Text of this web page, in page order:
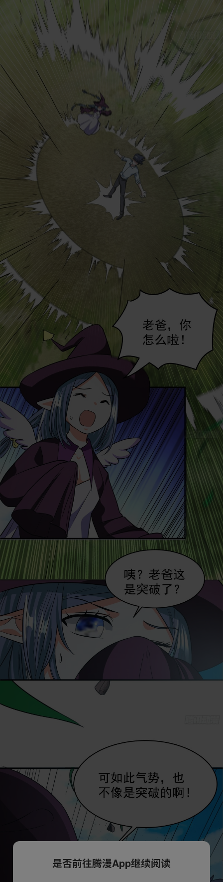
是否前往腾漫App继续阅读